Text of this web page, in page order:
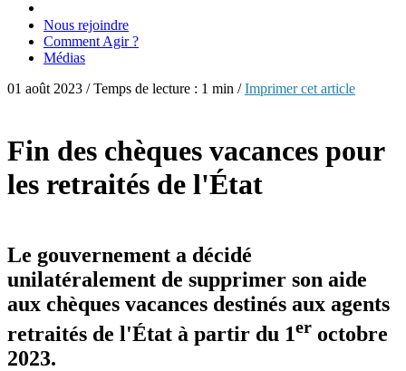
Nous rejoindre
Comment Agir ?
Médias
01 août 2023 / Temps de lecture : 1 min /Imprimer cet article
Fin des chèques vacances pour
les retraités de l'État
Le gouvernement a décidé
unilatéralement de supprimer son aide
aux chèques vacances destinés aux agents
retraités de l'État à partir du 1er octobre
2023.